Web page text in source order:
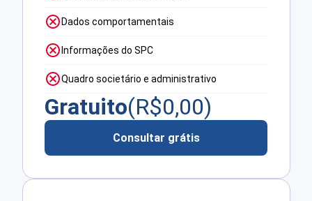
Dados comportamentais
Informações do SPC
Quadro societário e administrativo
Gratuito(R$0,00)
Consultar grátis